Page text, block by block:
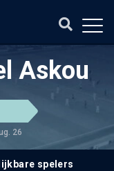
Askou
26
spelers